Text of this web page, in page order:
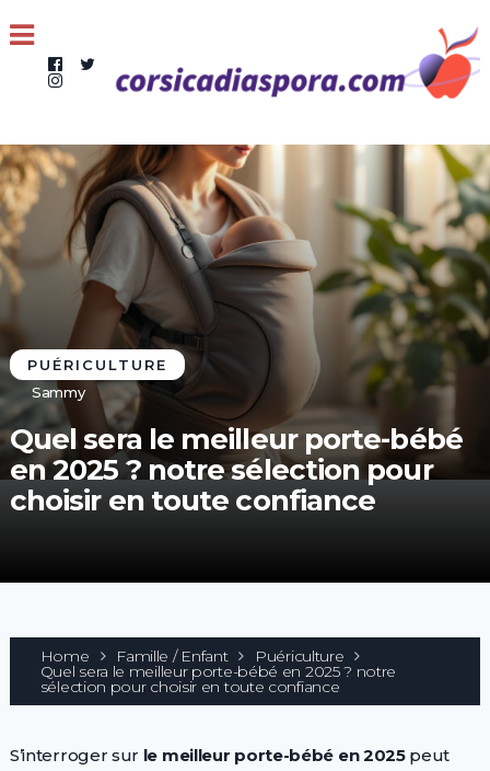
PUÉRICULTURE
Sammy
Quel sera le meilleur porte-bébé
en 2025 ? notre sélection pour
choisir en toute confiance
Home Famille / Enfant Puériculture
Quel sera le meilleur porte-bébé en 2025 ? notre
sélection pour choisir en toute confiance
S’interroger sur le meilleur porte-bébé en 2025peut